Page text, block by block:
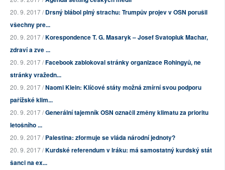
20. 9. 2017 /Drsný blábol plný strachu: Trumpův projev v OSN porušil
všechny pre...
20. 9. 2017 /Korespondence T. G. Masaryk – Josef Svatopluk Machar,
zdraví a zve ...
20. 9. 2017 /Facebook zablokoval stránky organizace Rohingyů, ne
stránky vražedn...
20. 9. 2017 /Naomi Klein: Klíčové státy možná zmírní svou podporu
pařížské klim...
20. 9. 2017 /Generální tajemník OSN označil změny klimatu za prioritu
letošního ...
20. 9. 2017 /Palestina: zformuje se vláda národní jednoty?
20. 9. 2017 /Kurdské referendum v Iráku: má samostatný kurdský stát
šanci na ex...